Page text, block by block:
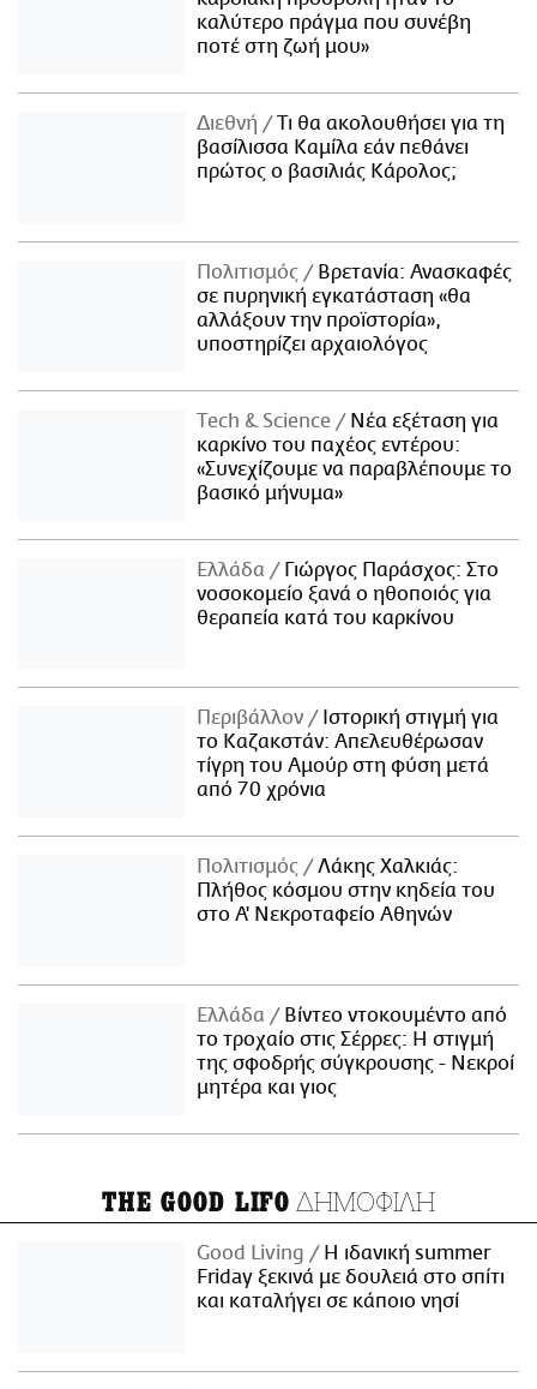
καλύτερο πράγμα που συνέβη
ποτέ στη ζωή μου»
Διεθνή
Τι θα ακολουθήσει για τη
βασίλισσα Καμίλα εάν πεθάνει
πρώτος ο βασιλιάς Κάρολος;
Πολιτισμός
Βρετανία: Ανασκαφές
σε πυρηνική εγκατάσταση «θα
αλλάξουν την προϊστορία»,
υποστηρίζει αρχαιολόγος
Τech & Science
Νέα εξέταση για
καρκίνο του παχέος εντέρου:
«Συνεχίζουμε να παραβλέπουμε το
βασικό μήνυμα»
Ελλάδα
Γιώργος Παράσχος: Στο
νοσοκομείο ξανά ο ηθοποιός για
θεραπεία κατά του καρκίνου
Περιβάλλον
Ιστορική στιγμή για
το Καζακστάν: Απελευθέρωσαν
τίγρη του Αμούρ στη φύση μετά
από 70 χρόνια
Πολιτισμός
Λάκης Χαλκιάς:
Πλήθος κόσμου στην κηδεία του
στο Α' Νεκροταφείο Αθηνών
Ελλάδα
Βίντεο ντοκουμέντο από
το τροχαίο στις Σέρρες: Η στιγμή
της σφοδρής σύγκρουσης - Νεκροί
μητέρα και γιος
THE GOOD LIFO ΔΗΜΟΦΙΛΗ
Good Living
Η ιδανική summer
Friday ξεκινά με δουλειά στο σπίτι
και καταλήγει σε κάποιο νησί